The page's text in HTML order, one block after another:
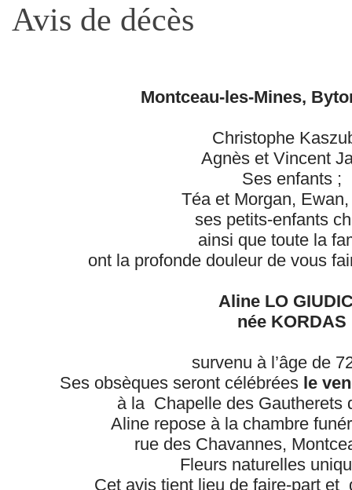
Avis de décès
Montceau-les-Mines,
Christophe
Agnès et Vincent
Ses enfants ;
Téa et Morgan,
ses petits-enfants
ainsi que toute la
ont la profonde douleur de vous
Aline LO
née KORDAS
survenu à l’âge de
Ses obsèques seront célébrées le
à la Chapelle des Gautherets
Aline repose à la chambre
rue des Chavannes,
Fleurs naturelles
Cet avis tient lieu de faire-part et